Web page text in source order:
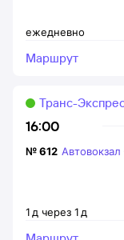
ежедневно
Маршрут
16:00
Транс-
1 д через 1 д
№612 Автовокзал